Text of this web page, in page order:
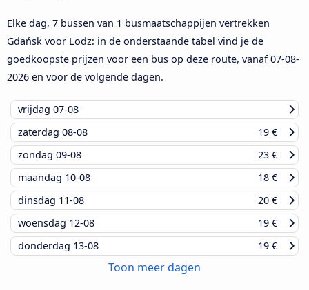
Elke dag, 7 bussen van 1 busmaatschappijen vertrekken
Gdańsk voor Lodz: in de onderstaande tabel vind je de
goedkoopste prijzen voor een bus op deze route, vanaf07-08-
2026 en voor de volgende dagen.
vrijdag 07-08
zaterdag 08-08
19 €
zondag 09-08
23 €
maandag 10-08
18 €
dinsdag 11-08
20 €
woensdag 12-08
19 €
donderdag 13-08 19 €
Toon meer dagen